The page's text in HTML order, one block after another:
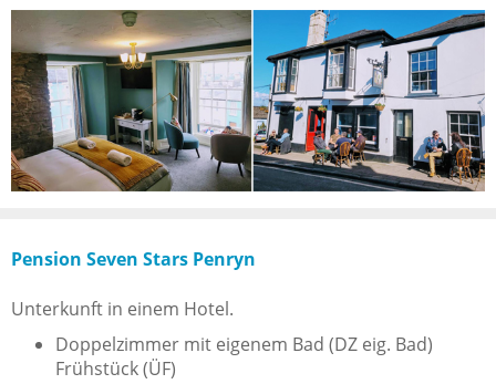
Pension Seven Stars Penryn
Unterkunft in einem Hotel.
Doppelzimmer mit eigenem Bad (DZ eig. Bad)
Frühstück (ÜF)